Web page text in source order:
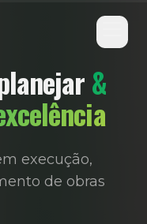
&
execução,
de obras
×
×